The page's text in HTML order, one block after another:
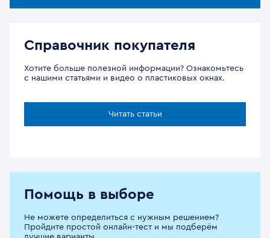
Справочник покупателя
Хотите больше полезной информации? Ознакомьтесь
с нашими статьями и видео о пластиковых окнах.
Читать статьи
Помощь в выборе
Не можете определиться с нужным решением?
Пройдите простой онлайн-тест и мы подберём